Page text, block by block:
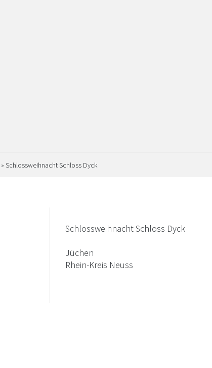
» Schlossweihnacht Schloss Dyck
Schlossweihnacht Schloss Dyck
Jüchen
Rhein-Kreis Neuss